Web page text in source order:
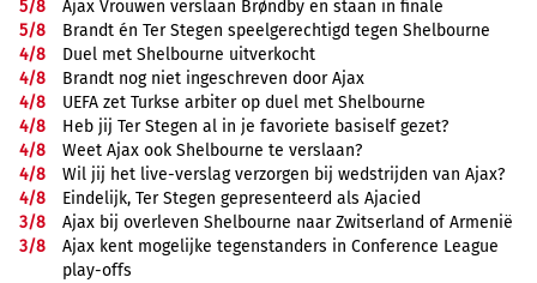
5/8
Ajax Vrouwen verslaan Brøndby en staan in finale
5/8
Brandt én Ter Stegen speelgerechtigd tegen Shelbourne
4/8
Duel met Shelbourne uitverkocht
4/8
Brandt nog niet ingeschreven door Ajax
4/8
UEFA zet Turkse arbiter op duel met Shelbourne
4/8
Heb jij Ter Stegen al in je favoriete basiself gezet?
4/8
Weet Ajax ook Shelbourne te verslaan?
4/8
Wil jij het live-verslag verzorgen bij wedstrijden van Ajax?
4/8
Eindelijk, Ter Stegen gepresenteerd als Ajacied
3/8
Ajax bij overleven Shelbourne naar Zwitserland of Armenië
3/8
Ajax kent mogelijke tegenstanders in Conference League
play-offs